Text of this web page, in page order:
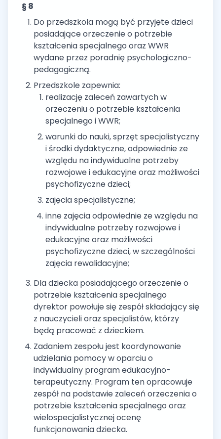
§ 8
Do przedszkola mogą być przyjęte dzieci
posiadające orzeczenie o potrzebie
kształcenia specjalnego oraz WWR
wydane przez poradnię psychologiczno-
pedagogiczną.
Przedszkole zapewnia:
realizację zaleceń zawartych w
orzeczeniu o potrzebie kształcenia
specjalnego i WWR;
warunki do nauki, sprzęt specjalistyczny
i środki dydaktyczne, odpowiednie ze
względu na indywidualne potrzeby
rozwojowe i edukacyjne oraz możliwości
psychofizyczne dzieci;
zajęcia specjalistyczne;
inne zajęcia odpowiednie ze względu na
indywidualne potrzeby rozwojowe i
edukacyjne oraz możliwości
psychofizyczne dzieci, w szczególności
zajęcia rewalidacyjne;
Dla dziecka posiadającego orzeczenie o
potrzebie kształcenia specjalnego
dyrektor powołuje się zespół składający się
z nauczycieli oraz specjalistów, którzy
będą pracować z dzieckiem.
Zadaniem zespołu jest koordynowanie
udzielania pomocy w oparciu o
indywidualny program edukacyjno-
terapeutyczny. Program ten opracowuje
zespół na podstawie zaleceń orzeczenia o
potrzebie kształcenia specjalnego oraz
wielospecjalistycznej ocenę
funkcjonowania dziecka.